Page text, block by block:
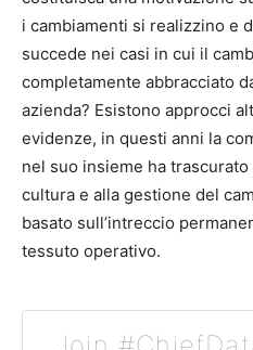
i cambiamenti si realizzino e
succede nei casi in cui il
completamente abbracciato
azienda? Esistono approcci
evidenze, in questi anni la
nel suo insieme ha
cultura e alla gestione del
basato sull’intreccio
tessuto operativo.